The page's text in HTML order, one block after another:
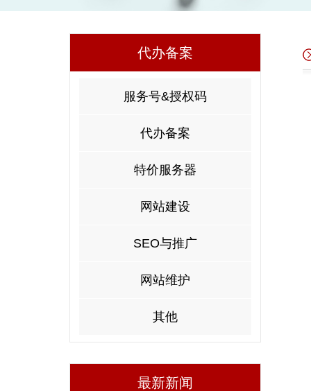
代办备案
服务号&授权码
代办备案
特价服务器
网站建设
SEO与推广
网站维护
其他
最新新闻